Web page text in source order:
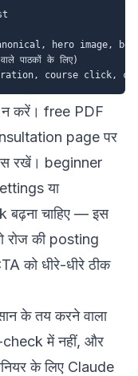
न करें। free PDF
page पर
रखें। beginner
या
चाहिए — इस
रोज की posting
को धीरे-धीरे ठीक
के तय करने वाला
check में नहीं, और
के लिए Claude